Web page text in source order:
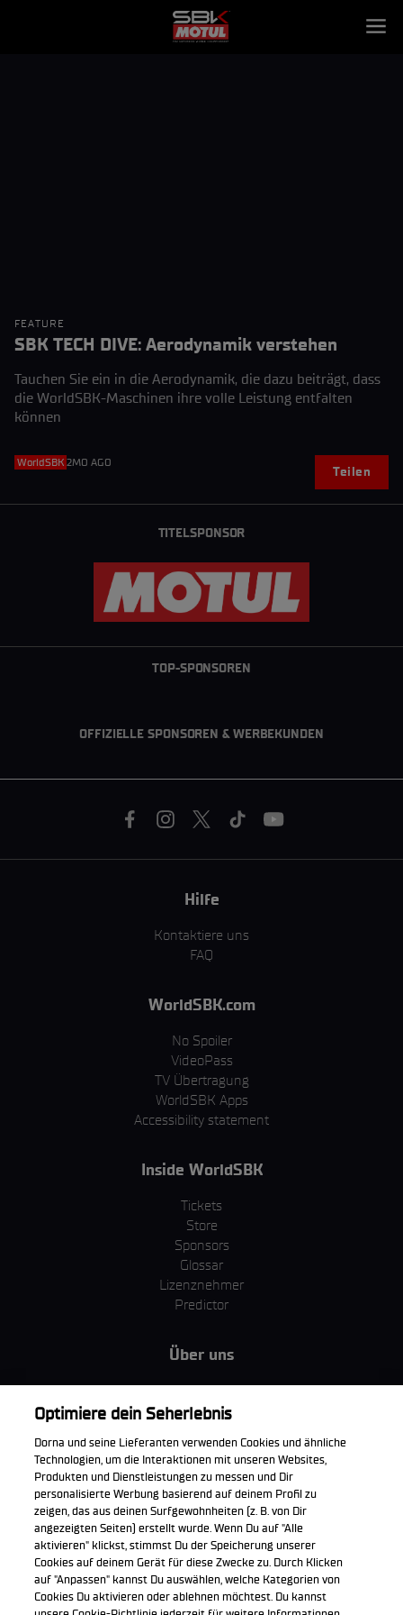
FEATURE
SBK TECH DIVE: Aerodynamik verstehen
Tauchen Sie ein in die Aerodynamik, die dazu beiträgt, dass
die WorldSBK-Maschinen ihre volle Leistung entfalten
können
WorldSBK 2MO AGO
Teilen
TITELSPONSOR
TOP-SPONSOREN
OFFIZIELLE SPONSOREN & WERBEKUNDEN
Hilfe
Kontaktiere uns
FAQ
WorldSBK.com
No Spoiler
VideoPass
TV Übertragung
WorldSBK Apps
Accessibility statement
Inside WorldSBK
Tickets
Store
Sponsors
Glossar
Lizenznehmer
Predictor
Über uns
MotoGP Group
Cookie Richtlinien
Unternehmen & ESG
Datenschutzerklärung
Kaufrichtlinie
Die offizielle WorldSBK App herunterladen
Optimiere dein Seherlebnis
Dorna und seine Lieferanten verwenden Cookies und ähnliche
Technologien, um die Interaktionen mit unseren Websites,
Produkten und Dienstleistungen zu messen und Dir
personalisierte Werbung basierend auf deinem Profil zu
zeigen, das aus deinen Surfgewohnheiten (z. B. von Dir
angezeigten Seiten) erstellt wurde. Wenn Du auf "Alle
aktivieren" klickst, stimmst Du der Speicherung unserer
Cookies auf deinem Gerät für diese Zwecke zu. Durch Klicken
auf "Anpassen" kannst Du auswählen, welche Kategorien von
Cookies Du aktivieren oder ablehnen möchtest. Du kannst